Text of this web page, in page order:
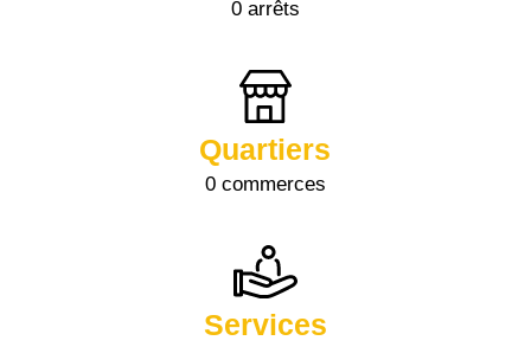
0 arrêts
Quartiers
0 commerces
Services